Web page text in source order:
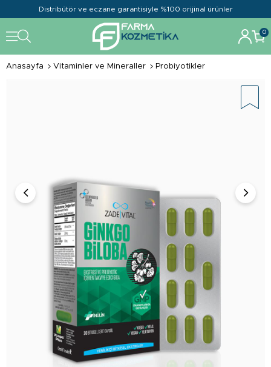
Distribütör ve eczane garantisiyle %100 orijinal ürünler
0
Anasayfa Vitaminler ve Mineraller Probiyotikler